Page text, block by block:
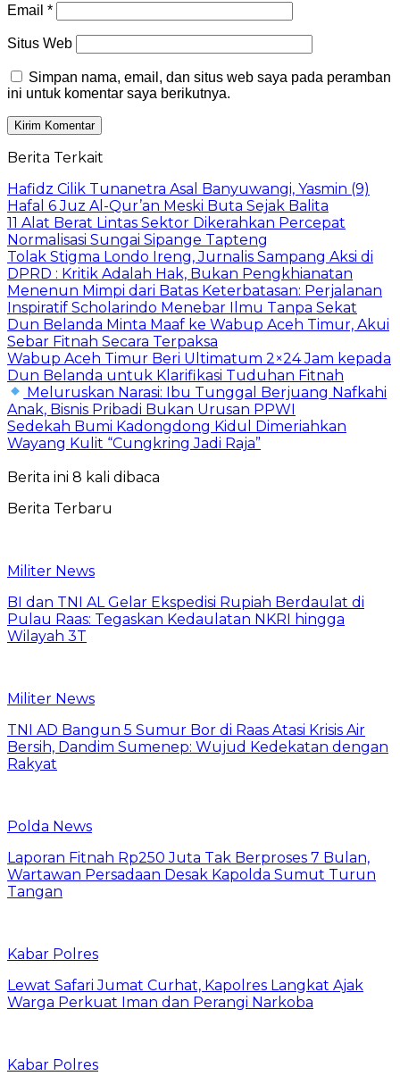
Email *
Situs Web
Simpan nama, email, dan situs web saya pada peramban
ini untuk komentar saya berikutnya.
Berita Terkait
Hafidz Cilik Tunanetra Asal Banyuwangi, Yasmin (9)
Hafal 6 Juz Al-Qur’an Meski Buta Sejak Balita
11 Alat Berat Lintas Sektor Dikerahkan Percepat
Normalisasi Sungai Sipange Tapteng
Tolak Stigma Londo Ireng, Jurnalis Sampang Aksi di
DPRD : Kritik Adalah Hak, Bukan Pengkhianatan
Menenun Mimpi dari Batas Keterbatasan: Perjalanan
Inspiratif Scholarindo Menebar Ilmu Tanpa Sekat
Dun Belanda Minta Maaf ke Wabup Aceh Timur, Akui
Sebar Fitnah Secara Terpaksa
Wabup Aceh Timur Beri Ultimatum 2×24 Jam kepada
Dun Belanda untuk Klarifikasi Tuduhan Fitnah
Meluruskan Narasi: Ibu Tunggal Berjuang Nafkahi
Anak, Bisnis Pribadi Bukan Urusan PPWI
Sedekah Bumi Kadongdong Kidul Dimeriahkan
Wayang Kulit “Cungkring Jadi Raja”
Berita ini 8 kali dibaca
Berita Terbaru
Militer News
BI dan TNI AL Gelar Ekspedisi Rupiah Berdaulat di
Pulau Raas: Tegaskan Kedaulatan NKRI hingga
Wilayah 3T
Militer News
TNI AD Bangun 5 Sumur Bor di Raas Atasi Krisis Air
Bersih, Dandim Sumenep: Wujud Kedekatan dengan
Rakyat
Polda News
Laporan Fitnah Rp250 Juta Tak Berproses 7 Bulan,
Wartawan Persadaan Desak Kapolda Sumut Turun
Tangan
Kabar Polres
Lewat Safari Jumat Curhat, Kapolres Langkat Ajak
Warga Perkuat Iman dan Perangi Narkoba
Kabar Polres